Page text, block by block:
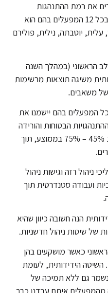
את רמת ההתנהגות
הבטוחה של העובדים והמנהלים בכל 12 המפעלים בהם הוא
יוטבתה, נילית, פולירם
הראשוני (במהלך השנה
משיגה תוצאות מרשימות
משאבים.
המפעלים בהם יישמנו את
הבטוחות והורידה
את כמות התאונות במפעלים בכ 45% – 75% בממוצע, תוך
ניהול רזה וגישות ניהול
ועבודה סטנדרטית תוך
הנה חשובה כיוון שהיא
של שיטות ניהול חדשניות.
כאשר מושקעים בהן
הידידותית, לעומת
גם ללא תמיכה של